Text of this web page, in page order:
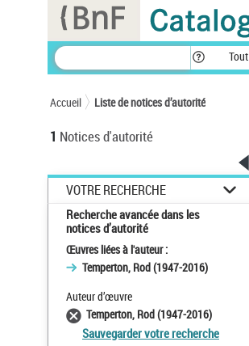
Tout
Accueil Liste de notices d’autorité
1 Notices d'autorité
VOTRE RECHERCHE
Recherche avancée dans les
notices d’autorité
Œuvres liées à l'auteur :
Temperton, Rod (1947-2016)
Auteur d’œuvre
Temperton, Rod (1947-2016)
Sauvegarder votre recherche
Panneau de gestion des cookies